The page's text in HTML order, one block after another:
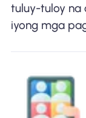
tuluy-tuloy na
iyong mga